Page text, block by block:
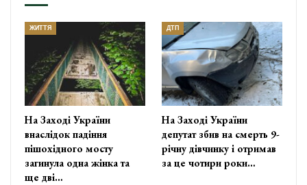
ЖИТТЯ
На Заході України
внаслідок падіння
пішохідного мосту
загинула одна жінка та
ще дві…
ДТП
На Заході України
депутат збив на смерть 9-
річну дівчинку і отримав
за це чотири роки…